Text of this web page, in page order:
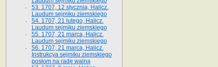
53. 1707, 12 stycznia, Halicz.
Laudum sejmiku ziemskiego
54. 1707, 21 lutego, Halicz.
Laudum sejmiku ziemskiego
55. 1707, 21 marca, Halicz.
Laudum sejmiku ziemskiego
56. 1707, 21 marca, Halicz.
Instrukcya sejmiku ziemskiego
posłom na radę walną